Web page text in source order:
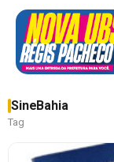
SineBahia
Tag